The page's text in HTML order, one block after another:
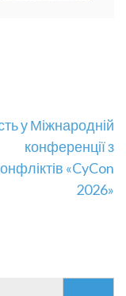
у Міжнародній
конференції з
«CyCon
2026»